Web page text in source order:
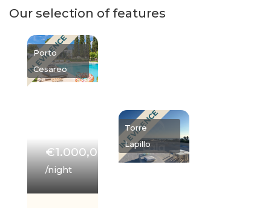
Our selection of features
IN EVIDENCE
Porto
Cesareo
€1.000,00
/night
IN EVIDENCE
Torre
Lapillo